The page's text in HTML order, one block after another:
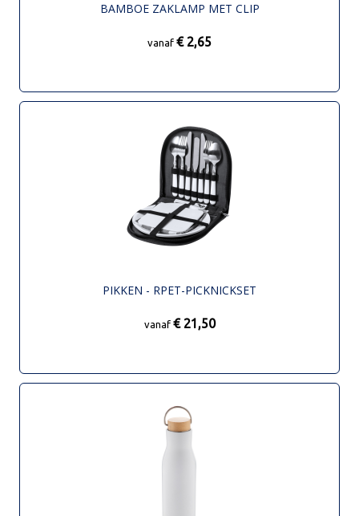
BAMBOE ZAKLAMP MET CLIP
vanaf € 2,65
PIKKEN - RPET-PICKNICKSET
vanaf € 21,50